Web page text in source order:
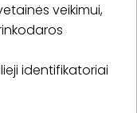
veikimui,
identifikatoriai